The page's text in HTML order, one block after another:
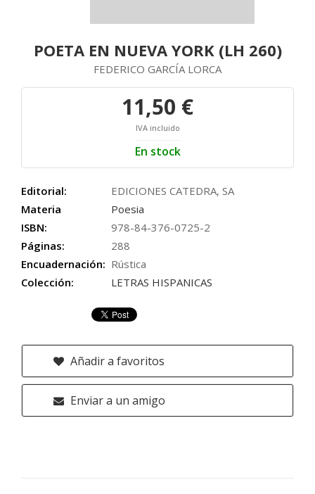
POETA EN NUEVA YORK (LH 260)
FEDERICO GARCÍA LORCA
11,50 €
IVA incluido
En stock
Editorial:
EDICIONES CATEDRA, SA
Materia
Poesia
ISBN:
978-84-376-0725-2
Páginas:
288
Encuadernación: Rústica
Colección:
LETRAS HISPANICAS
Añadir a favoritos
Enviar a un amigo